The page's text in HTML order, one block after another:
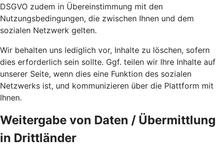
DSGVO zudem in Übereinstimmung mit den
Nutzungsbedingungen, die zwischen Ihnen und dem
sozialen Netzwerk gelten.
Wir behalten uns lediglich vor, Inhalte zu löschen, sofern
dies erforderlich sein sollte. Ggf. teilen wir Ihre Inhalte auf
unserer Seite, wenn dies eine Funktion des sozialen
Netzwerks ist, und kommunizieren über die Plattform mit
Ihnen.
Weitergabe von Daten / Übermittlung
in Drittländer